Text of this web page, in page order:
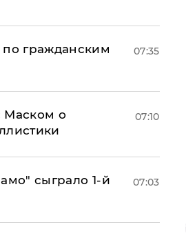
гражданским
07:35
Маском о
07:10
сыграло 1-й
07:03